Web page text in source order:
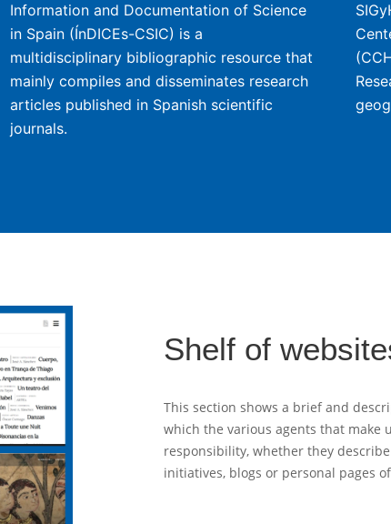
Information and Documentation of Science
in Spain (ÍnDICEs-CSIC) is a
multidisciplinary bibliographic resource that
mainly compiles and disseminates research
articles published in Spanish scientific
journals.
Shelf of
This section shows a brief and
which the various agents that make
responsibility, whether they
initiatives, blogs or personal pages